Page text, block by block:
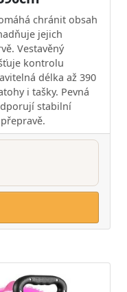
chránit obsah
jejich
Vestavěný
kontrolu
délka až 390
i tašky. Pevná
stabilní